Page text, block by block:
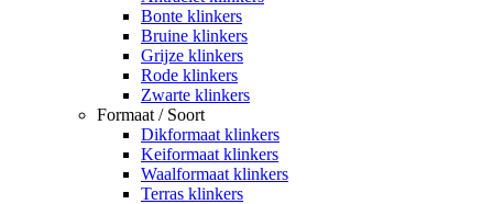
Bonte klinkers
Bruine klinkers
Grijze klinkers
Rode klinkers
Zwarte klinkers
Formaat / Soort
Dikformaat klinkers
Keiformaat klinkers
Waalformaat klinkers
Terras klinkers